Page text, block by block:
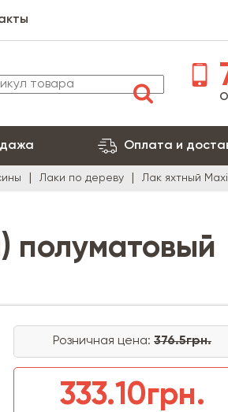
Оплата и
Лаки по дереву Лак яхтный
полуматовый
Розничная цена: 376.5грн.
333.10грн.